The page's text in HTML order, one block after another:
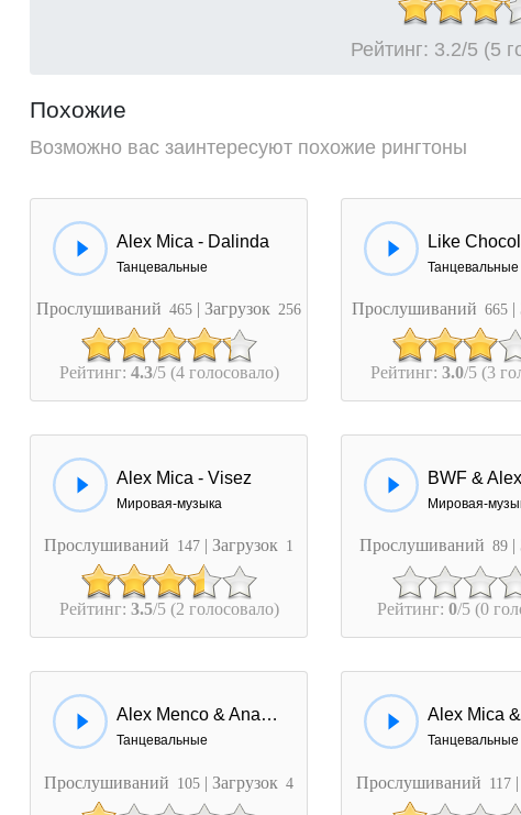
Рейтинг: 3.2/5 (5
Похожие
Возможно вас заинтересуют похожие рингтоны
Alex Mica - Dalinda
Танцевальные
Прослушиваний 465 | Загрузок 256
Рейтинг: 4.3/5 (4 голосовало)
Танцевальные
Прослушиваний 665 |
Рейтинг: 3.0/5 (3
Alex Mica - Visez
Мировая-музыка
Прослушиваний 147 | Загрузок 1
Рейтинг: 3.5/5 (2 голосовало)
Мировая-
Прослушиваний 89 |
Рейтинг: 0/5 (0
Alex Menco & Anatoly Kontsevich - Mica Pisica
Танцевальные
Прослушиваний 105 | Загрузок 4
Танцевальные
Прослушиваний 117